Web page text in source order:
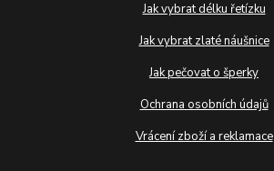
Jak vybrat délku řetízku
Jak vybrat zlaté náušnice
Jak pečovat o šperky
Ochrana osobních údajů
Vrácení zboží a reklamace